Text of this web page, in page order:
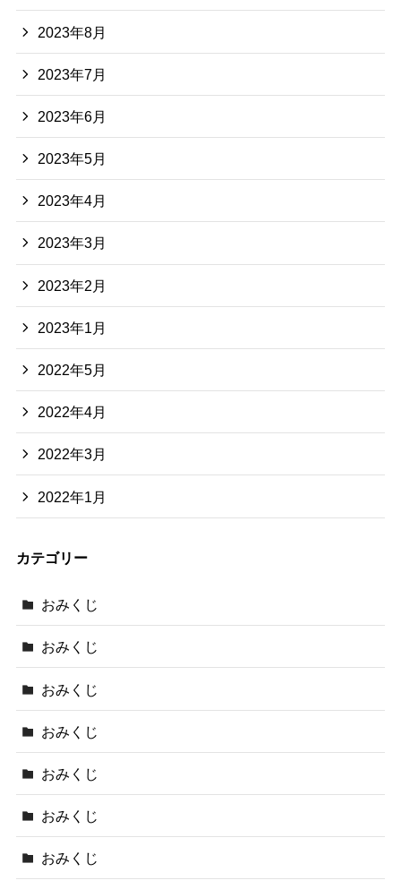
2023年8月
2023年7月
2023年6月
2023年5月
2023年4月
2023年3月
2023年2月
2023年1月
2022年5月
2022年4月
2022年3月
2022年1月
カテゴリー
おみくじ
おみくじ
おみくじ
おみくじ
おみくじ
おみくじ
おみくじ